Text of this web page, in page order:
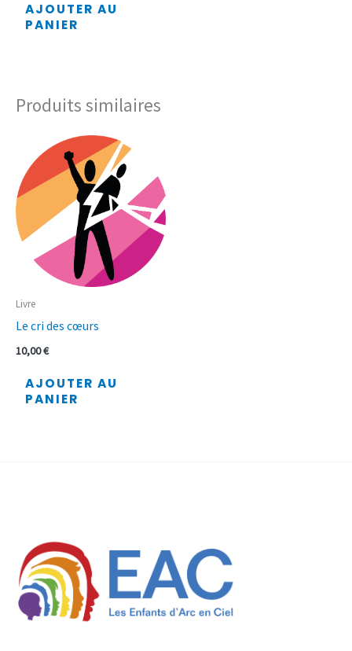
AJOUTER AU
PANIER
Produits similaires
Livre
Le cri des cœurs
10,00€
AJOUTER AU
PANIER